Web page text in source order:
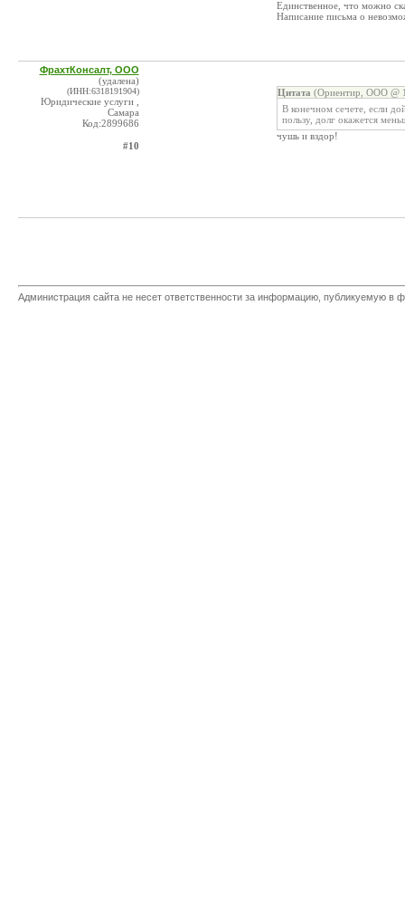
Единственное, что можно
Написание письма о
ФрахтКонсалт, ООО
(удалена)
(ИНН:6318191904)
Юридические услуги ,
Самара
Код:2899686
#10
Цитата (Ориентир, ООО @
В конечном сечете, если
пользу, долг окажется
чушь и вздор!
Администрация сайта не несет ответственности за информацию, публикуемую